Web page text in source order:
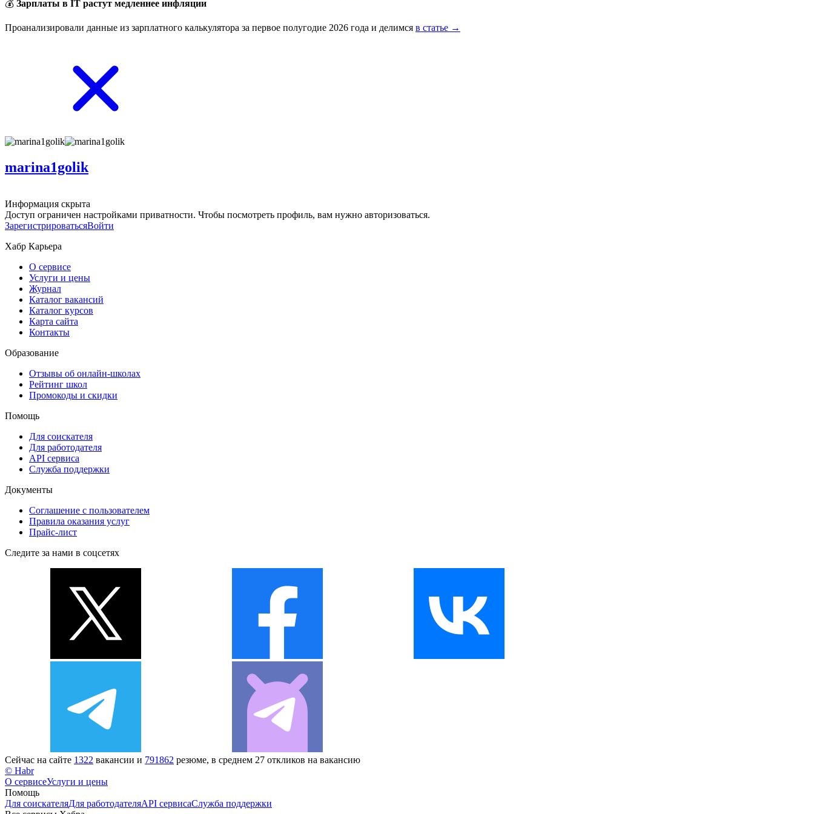
💰 Зарплаты в IT растут медленнее инфляции
Проанализировали данные из зарплатного калькулятора за первое полугодие 2026 года и делимся в статье →
marina1golik
Информация скрыта
Доступ ограничен настройками приватности. Чтобы посмотреть профиль, вам нужно авторизоваться.
ЗарегистрироватьсяВойти
Хабр Карьера
О сервисе
Услуги и цены
Журнал
Каталог вакансий
Каталог курсов
Карта сайта
Контакты
Образование
Отзывы об онлайн-школах
Рейтинг школ
Промокоды и скидки
Помощь
Для соискателя
Для работодателя
API сервиса
Служба поддержки
Документы
Соглашение с пользователем
Правила оказания услуг
Прайс-лист
Следите за нами в соцсетях
Сейчас на сайте 1322 вакансии и 791862 резюме, в среднем 27 откликов на вакансию
© Habr
О сервисеУслуги и цены
Помощь
Для соискателяДля работодателяAPI сервисаСлужба поддержки